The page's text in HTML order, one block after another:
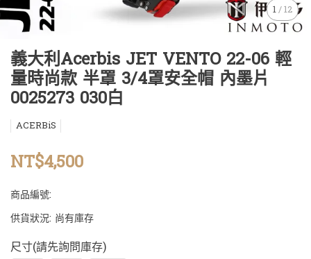
1/12
義大利Acerbis JET VENTO 22-06 輕
量時尚款 半罩 3/4罩安全帽 內墨片
0025273 030白
ACERBiS
NT$4,500
商品編號:
供貨狀況: 尚有庫存
尺寸(請先詢問庫存)